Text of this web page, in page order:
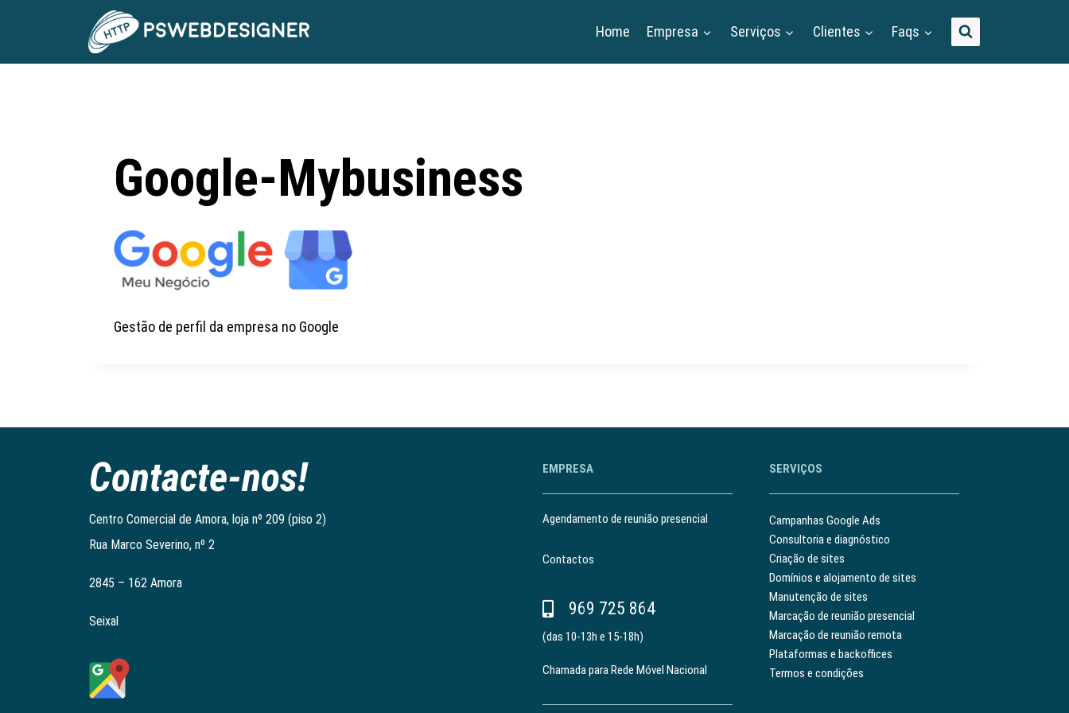
Home Empresa Serviços Clientes Faqs
Google-Mybusiness
Gestão de perfil da empresa no Google
Contacte-nos!
Centro Comercial de Amora, loja nº 209 (piso 2)
Rua Marco Severino, nº 2
2845 – 162 Amora
Seixal
EMPRESA
Agendamento de reunião presencial
Contactos
969 725 864
(das 10-13h e 15-18h)
Chamada para Rede Móvel Nacional
SERVIÇOS
Campanhas Google Ads
Consultoria e diagnóstico
Criação de sites
Domínios e alojamento de sites
Manutenção de sites
Marcação de reunião presencial
Marcação de reunião remota
Plataformas e backoffices
Termos e condições